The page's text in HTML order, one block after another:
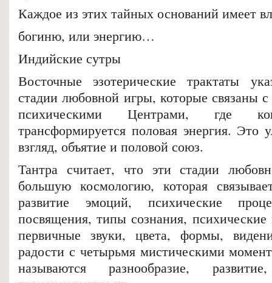
Каждое из этих тайных оснований имеет
богиню, или энергию…
Индийские сутры
Восточные эзотерические трактаты
стадии любовной игры, которые связаны
психическими Центрами, где
трансформируется половая энергия. Это
взгляд, объятие и половой союз.
Тантра считает, что эти стадии
большую космологию, которая
развитие эмоций, психические
посвящения, типы сознания,
первичные звуки, цвета, формы,
радости с четырьмя мистическими
называются разнообразие,